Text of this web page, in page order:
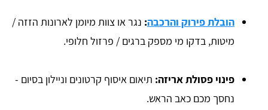
הובלת פירוק והרכבה: נגר או צוות מיומן לארונות הזזה /
מיטות, בדקו מי מספק ברגים / פרזול חלופי.
פינוי פסולת אריזה: תיאום איסוף קרטונים וניילון בסיום -
נחסך מכם כאב הראש.